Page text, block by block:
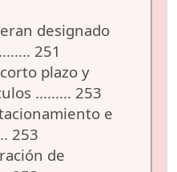
designado
251
plazo y
......... 253
e
253
de